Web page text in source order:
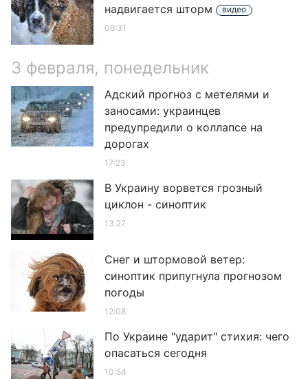
надвигается шторм
видео
08:31
3 февраля, понедельник
Адский прогноз с метелями и
заносами: украинцев
предупредили о коллапсе на
дорогах
17:23
В Украину ворвется грозный
циклон - синоптик
13:27
Снег и штормовой ветер:
синоптик припугнула прогнозом
погоды
12:08
По Украине "ударит" стихия: чего
опасаться сегодня
10:54